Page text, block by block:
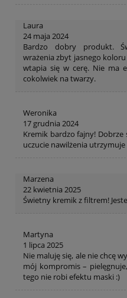
Laura
24 maja 2024
Bardzo dobry produkt.
wrażenia zbyt jasnego koloru
wtapia się w cerę. Nie ma
cokolwiek na twarzy.
Weronika
17 grudnia 2024
Kremik bardzo fajny!
uczucie nawilżenia utrzymuje
Marzena
22 kwietnia 2025
Świetny kremik z filtrem!
Martyna
1 lipca 2025
Nie maluję się, ale nie chcę
mój kompromis –
tego nie robi efektu maski :)